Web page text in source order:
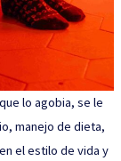
lo agobia, se le
manejo de dieta,
el estilo de vida y